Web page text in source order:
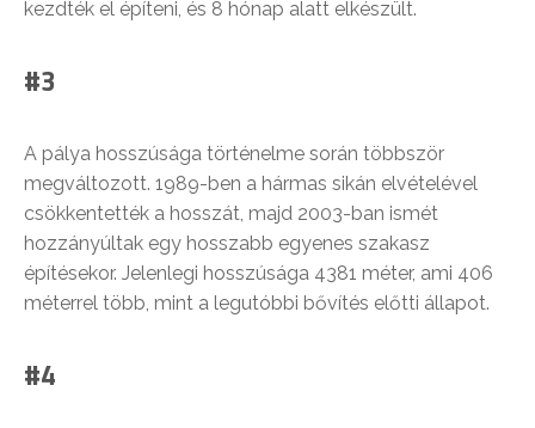
kezdték el építeni, és 8 hónap alatt elkészült.
#3
A pálya hosszúsága történelme során többször
megváltozott. 1989-ben a hármas sikán elvételével
csökkentették a hosszát, majd 2003-ban ismét
hozzányúltak egy hosszabb egyenes szakasz
építésekor. Jelenlegi hosszúsága 4381 méter, ami 406
méterrel több, mint a legutóbbi bővítés előtti állapot.
#4